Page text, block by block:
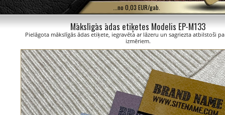
...no 0,03 EUR/gab.
Mākslīgās ādas etiķetes Modelis EP-M133
Pielāgota mākslīgās ādas etiķete, iegravēta ar lāzeru un sagriezta atbilstoši
izmēriem.